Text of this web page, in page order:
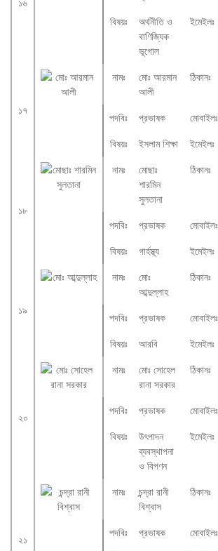
বিষয়ঃ
অর্থনীতি ও
বাণিজ্যিক
ভূগোল
ইমেইলঃ
১৭
নামঃ
মোঃ আরমান
আলী
ঠিকানঃ
পদবিঃ প্রভাষক মোবাইলঃ
বিষয়ঃ
ইসলাম শিক্ষা ইমেইলঃ
১৮
নামঃ
মোছাঃ
শারমিন
সুলতানা
ঠিকানঃ
পদবিঃ প্রভাষক মোবাইলঃ
বিষয়ঃ
গার্হস্থ্য ইমেইলঃ
১৯
নামঃ
মোঃ
আব্দুল্লাহ
ঠিকানঃ
পদবিঃ প্রভাষক মোবাইলঃ
বিষয়ঃ
আরবি ইমেইলঃ
২০
নামঃ
মোঃ সোহেল
রানা সরকার
ঠিকানঃ
পদবিঃ প্রভাষক মোবাইলঃ
বিষয়ঃ
উৎপাদন
ব্যবস্থাপনা
ও বিপণন
ইমেইলঃ
২১
নামঃ
চন্দ্রা রানী
বিশ্বাস
ঠিকানঃ
পদবিঃ প্রভাষক মোবাইলঃ